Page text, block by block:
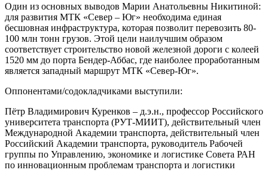
Один из основных выводов Марии Анатольевны Никитиной:
для развития МТК «Север – Юг» необходима единая
бесшовная инфраструктура, которая позволит перевозить 80-
100 млн тонн грузов. Этой цели наилучшим образом
соответствует строительство новой железной дороги с колеей
1520 мм до порта Бендер-Аббас, где наиболее проработанным
является западный маршрут МТК «Север-Юг».
Оппонентами/содокладчиками выступили:
Пётр Владимирович Куренков – д.э.н., профессор Российского
университета транспорта (РУТ-МИИТ), действительный член
Международной Академии транспорта, действительный член
Российский Академии транспорта, руководитель Рабочей
группы по Управлению, экономике и логистике Совета РАН
по инновационным проблемам транспорта и логистики